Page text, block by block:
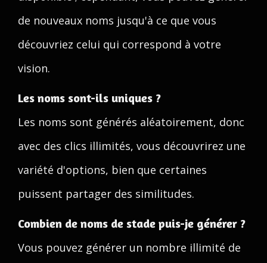
de nouveaux noms jusqu'à ce que vous
découvriez celui qui correspond à votre
vision.
Les noms sont-ils uniques ?
Les noms sont générés aléatoirement, donc
avec des clics illimités, vous découvrirez une
variété d'options, bien que certaines
puissent partager des similitudes.
Combien de noms de stade puis-je générer ?
Vous pouvez générer un nombre illimité de